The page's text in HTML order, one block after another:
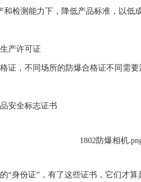
和检测能力下，降低产品标准，以低
产许可证
证，不同场所的防爆合格证不同需要
安全标志证书
“身份证”，有了这些证书，它们才